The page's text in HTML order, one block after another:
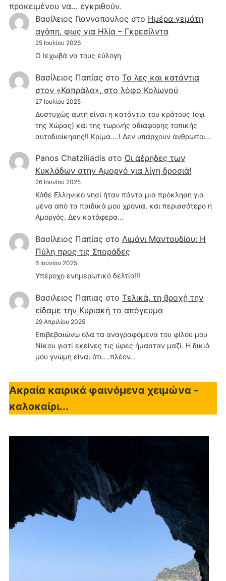
προκειμένου να… εγκριθούν.
Βασίλειος Γιαννοπουλος στο Hμέρα γεμάτη
αγάπη, φως για Ηλία – Γκρεσίλντα
25 Ιουλίου 2026
Ο Ιεχωβά να τους εύλογη
Βασίλειος Παπίας στο Το λες και κατάντια
στον «Καπράλο», στο λόφο Κολωνού
27 Ιουλίου 2025
Δυστυχώς αυτή είναι η κατάντια του κράτους (όχι
της Χώρας) και της τωρινής αδιάφορης τοπικής
αυτοδιοίκησης!! Κρίμα....! Δεν υπάρχουν άνθρωποι…
Panos Chatziliadisστο Οι αέρηδες των
Κυκλάδων στην Αμοργό για λίγη δροσιά!
26 Ιουνίου 2025
Κάθε Ελληνικό νησί ήταν πάντα μια πρόκληση για
μένα από τα παιδικά μου χρόνια, και περισσότερο η
Αμοργός. Δεν κατάφερα…
Βασίλειος Παπίας στο Λιμάνι Μαντουδίου: Η
Πύλη προς τις Σποράδες
6 Ιουνίου 2025
Υπέροχο ενημερωτικό δελτίο!!!
Βασιλειος Παπιας στο Τελικά, τη βροχή την
είδαμε την Κυριακή το απόγευμα
29 Απριλίου 2025
Επιβεβαιώνω όλα τα αναγραφόμενα του φίλου μου
Νίκου γιατί εκείνες τις ώρες ήμασταν μαζί. Η δικιά
μου γνώμη είναι ότι....πλέον…
Ακραία καιρικά φαινόμενα χειμώνα -
καλοκαίρι...